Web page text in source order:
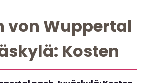
von Wuppertal
Kosten